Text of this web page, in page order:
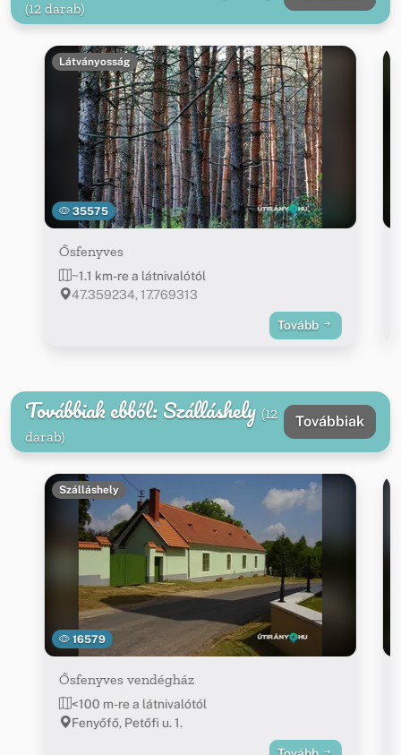
(12 darab)
35575
Látványosság
Ősfenyves
~1.1 km-re a látnivalótól
47.359234, 17.769313
Tovább
Továbbiak ebből: Szálláshely (12
darab)
Továbbiak
16579
Szálláshely
Ősfenyves vendégház
<100 m-re a látnivalótól
Fenyőfő, Petőfi u. 1.